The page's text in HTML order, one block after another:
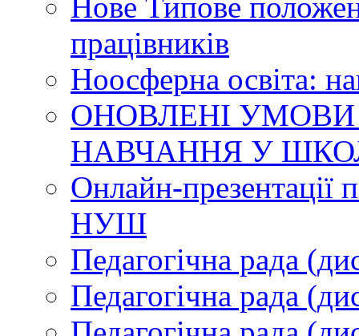
працівників
Ноосферна освіта:
ОНОВЛЕНІ
НАВЧАННЯ У
Онлайн-презентації
НУШ
Педагогічна рада
Педагогічна рада